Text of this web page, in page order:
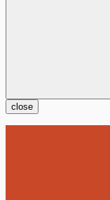
close